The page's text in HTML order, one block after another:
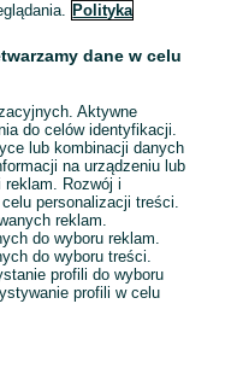
dnia 03 sierpnia 2026
... 50
Polityka
dane w celu
Aktywne
do celów identyfikacji.
lub kombinacji danych
na urządzeniu lub
Rozwój i
personalizacji treści.
reklam.
do wyboru reklam.
do wyboru treści.
profili do wyboru
profili w celu